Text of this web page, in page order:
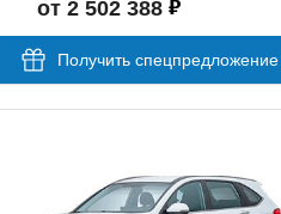
от 2 502 388
Получить спецпредложение